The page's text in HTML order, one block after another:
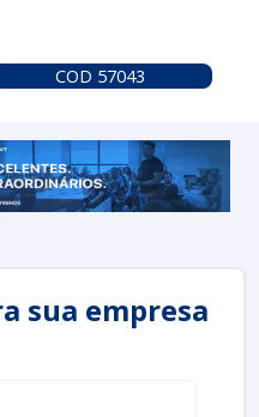
2012 conectando
de caixas de madeira.
que confiam
logísticas.
Industriais e
para transporte
COD 57043
sua empresa